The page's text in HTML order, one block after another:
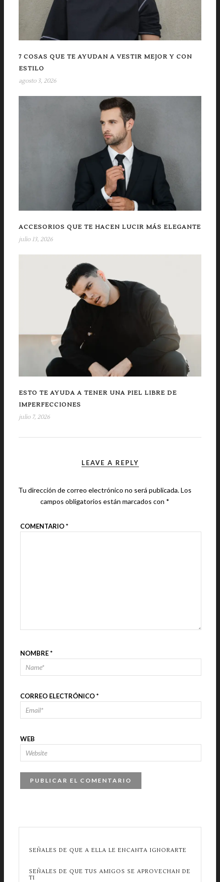
7 COSAS QUE TE AYUDAN A VESTIR MEJOR Y CON
ESTILO
agosto 3, 2026
ACCESORIOS QUE TE HACEN LUCIR MÁS ELEGANTE
julio 13, 2026
ESTO TE AYUDA A TENER UNA PIEL LIBRE DE
IMPERFECCIONES
julio 7, 2026
LEAVE A REPLY
Tu dirección de correo electrónico no será publicada.Los
campos obligatorios están marcados con *
COMENTARIO*
NOMBRE*
CORREO ELECTRÓNICO*
WEB
SEÑALES DE QUE A ELLA LE ENCANTA IGNORARTE
SEÑALES DE QUE TUS AMIGOS SE APROVECHAN DE
TI